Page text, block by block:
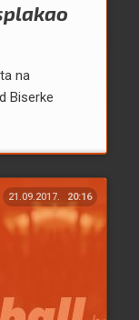
na
Biserke
21.09.2017. 20:16